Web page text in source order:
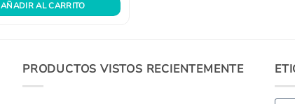
AÑADIR AL CARRITO
PRODUCTOS VISTOS RECIENTEMENTE